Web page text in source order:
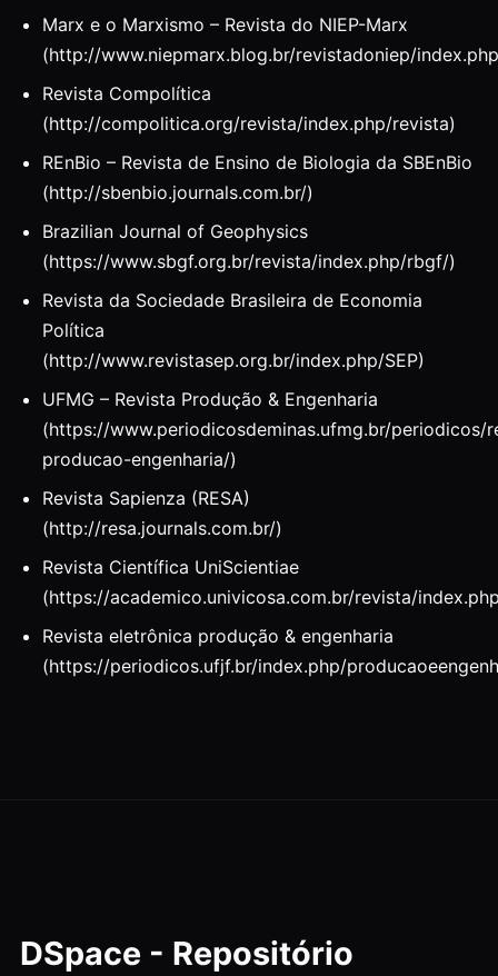
Marx e o Marxismo – Revista do NIEP-Marx
(http://www.niepmarx.blog.br/revistadoniep/
Revista Compolítica
(http://compolitica.org/revista/index.php/revista)
REnBio – Revista de Ensino de Biologia da SBEnBio
(http://sbenbio.journals.com.br/)
Brazilian Journal of Geophysics
(https://www.sbgf.org.br/revista/index.php/rbgf/)
Revista da Sociedade Brasileira de Economia
Política
(http://www.revistasep.org.br/index.php/SEP)
UFMG – Revista Produção & Engenharia
(https://www.periodicosdeminas.ufmg.br/periodicos/
producao-engenharia/)
Revista Sapienza (RESA)
(http://resa.journals.com.br/)
Revista Científica UniScientiae
(https://academico.univicosa.com.br/revista/
Revista eletrônica produção & engenharia
(https://periodicos.ufjf.br/index.php/
DSpace - Repositório